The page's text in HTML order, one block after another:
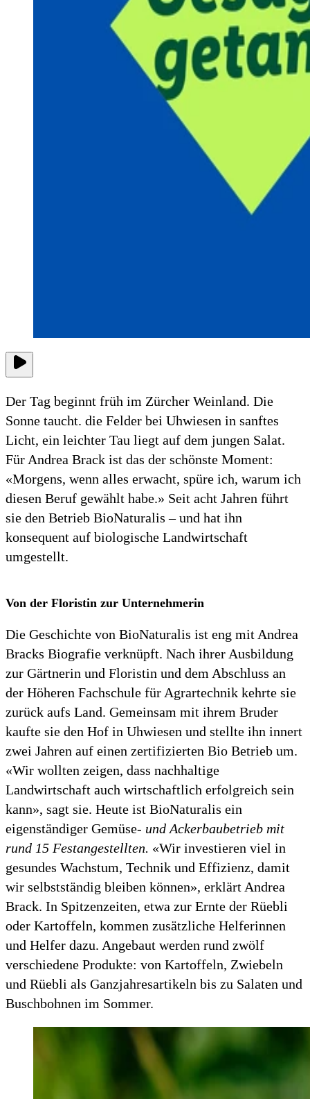
Der Tag beginnt früh im Zürcher Weinland. Die
Sonne taucht. die Felder bei Uhwiesen in sanftes
Licht, ein leichter Tau liegt auf dem jungen Salat.
Für Andrea Brack ist das der schönste Moment:
«Morgens, wenn alles erwacht, spüre ich, warum ich
diesen Beruf gewählt habe.» Seit acht Jahren führt
sie den Betrieb BioNaturalis – und hat ihn
konsequent auf biologische Landwirtschaft
umgestellt.
Von der Floristin zur Unternehmerin
Die Geschichte von BioNaturalis ist eng mit Andrea
Bracks Biografie verknüpft. Nach ihrer Ausbildung
zur Gärtnerin und Floristin und dem Abschluss an
der Höheren Fachschule für Agrartechnik kehrte sie
zurück aufs Land. Gemeinsam mit ihrem Bruder
kaufte sie den Hof in Uhwiesen und stellte ihn innert
zwei Jahren auf einen zertifizierten Bio Betrieb um.
«Wir wollten zeigen, dass nachhaltige
Landwirtschaft auch wirtschaftlich erfolgreich sein
kann», sagt sie. Heute ist BioNaturalis ein
eigenständiger Gemüse- und Ackerbaubetrieb mit
rund 15 Festangestellten. «Wir investieren viel in
gesundes Wachstum, Technik und Effizienz, damit
wir selbstständig bleiben können», erklärt Andrea
Brack. In Spitzenzeiten, etwa zur Ernte der Rüebli
oder Kartoffeln, kommen zusätzliche Helferinnen
und Helfer dazu. Angebaut werden rund zwölf
verschiedene Produkte: von Kartoffeln, Zwiebeln
und Rüebli als Ganzjahresartikeln bis zu Salaten und
Buschbohnen im Sommer.